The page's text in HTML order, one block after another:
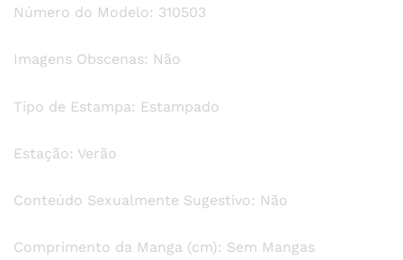
Número do Modelo: 310503
Imagens Obscenas: Não
Tipo de Estampa: Estampado
Estação: Verão
Conteúdo Sexualmente Sugestivo: Não
Comprimento da Manga (cm): Sem Mangas